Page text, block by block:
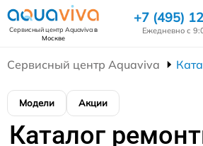
Сервисный центр Aquavivaв
Москве
+7 (495)
Ежедневно с
Сервисный центр Aquaviva
Модели Акции
Каталог